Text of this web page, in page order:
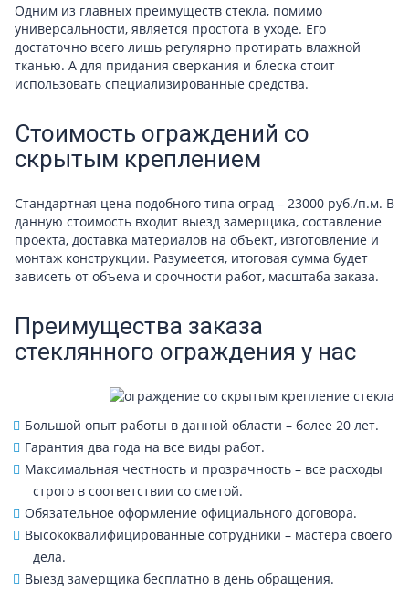
Одним из главных преимуществ стекла, помимо
универсальности, является простота в уходе. Его
достаточно всего лишь регулярно протирать влажной
тканью. А для придания сверкания и блеска стоит
использовать специализированные средства.
Стоимость ограждений со
скрытым креплением
Стандартная цена подобного типа оград – 23000 руб./п.м. В
данную стоимость входит выезд замерщика, составление
проекта, доставка материалов на объект, изготовление и
монтаж конструкции. Разумеется, итоговая сумма будет
зависеть от объема и срочности работ, масштаба заказа.
Преимущества заказа
стеклянного ограждения у нас
Большой опыт работы в данной области – более 20 лет.
Гарантия два года на все виды работ.
Максимальная честность и прозрачность – все расходы
строго в соответствии со сметой.
Обязательное оформление официального договора.
Высококвалифицированные сотрудники – мастера своего
дела.
Выезд замерщика бесплатно в день обращения.